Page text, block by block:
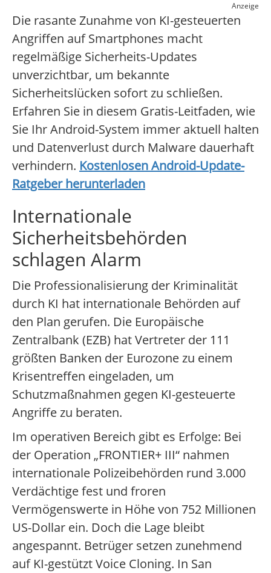
Anzeige
Die rasante Zunahme von KI-gesteuerten
Angriffen auf Smartphones macht
regelmäßige Sicherheits-Updates
unverzichtbar, um bekannte
Sicherheitslücken sofort zu schließen.
Erfahren Sie in diesem Gratis-Leitfaden, wie
Sie Ihr Android-System immer aktuell halten
und Datenverlust durch Malware dauerhaft
verhindern. Kostenlosen Android-Update-
Ratgeber herunterladen
Internationale
Sicherheitsbehörden
schlagen Alarm
Die Professionalisierung der Kriminalität
durch KI hat internationale Behörden auf
den Plan gerufen. Die Europäische
Zentralbank (EZB) hat Vertreter der 111
größten Banken der Eurozone zu einem
Krisentreffen eingeladen, um
Schutzmaßnahmen gegen KI-gesteuerte
Angriffe zu beraten.
Im operativen Bereich gibt es Erfolge: Bei
der Operation „FRONTIER+ III“ nahmen
internationale Polizeibehörden rund 3.000
Verdächtige fest und froren
Vermögenswerte in Höhe von 752 Millionen
US-Dollar ein. Doch die Lage bleibt
angespannt. Betrüger setzen zunehmend
auf KI-gestützt Voice Cloning. In San